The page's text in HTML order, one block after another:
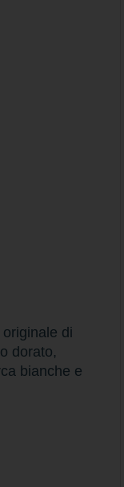
di
dorato,
bianche e